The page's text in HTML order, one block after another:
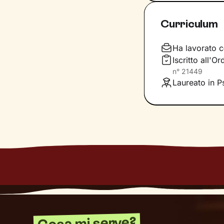
aiutandoti a far
definiscono ma
Questo ti
individuare
Curriculum
Ha lavorato
Iscritto
n° 21449
Laureato in